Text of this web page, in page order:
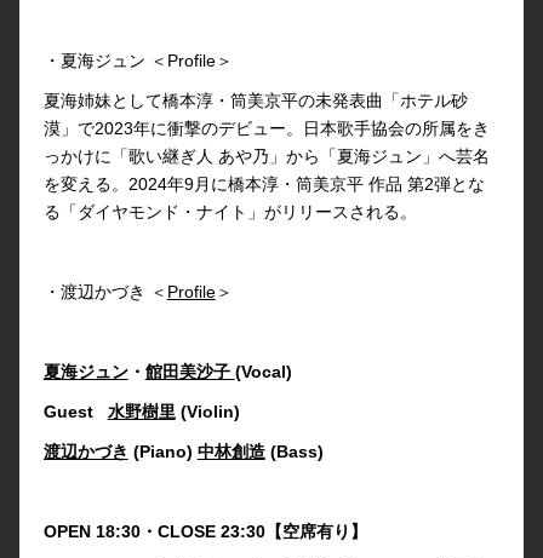
・夏海ジュン ＜Profile＞
夏海姉妹として橋本淳・筒美京平の未発表曲「ホテル砂
漠」で2023年に衝撃のデビュー。⽇本歌⼿協会の所属をき
っかけに「歌い継ぎ人 あや乃」から「夏海ジュン」へ芸名
を変える。2024年9月に橋本淳・筒美京平 作品 第2弾とな
る「ダイヤモンド・ナイト」がリリースされる。
・渡辺かづき ＜ Profile＞
夏海ジュン・ 館田美沙子 (Vocal)
Guest 水野樹里 (Violin)
渡辺かづき (Piano) 中林創造(Bass)
OPEN 18:30・CLOSE 23:30【空席有り】